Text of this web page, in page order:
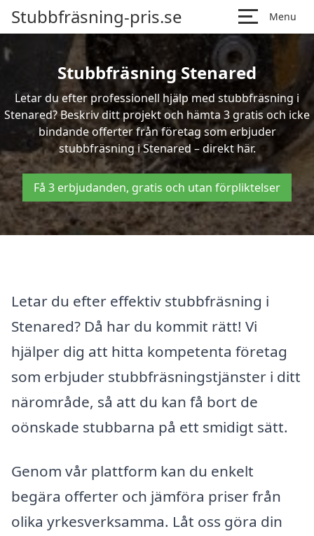
Stubbfräsning-pris.se Menu
Stubbfräsning Stenared
Letar du efter professionell hjälp med stubbfräsning i
Stenared? Beskriv ditt projekt och hämta 3 gratis och icke
bindande offerter från företag som erbjuder
stubbfräsning i Stenared – direkt här.
Få 3 erbjudanden, gratis och utan förpliktelser
Letar du efter effektiv stubbfräsning i
Stenared? Då har du kommit rätt! Vi
hjälper dig att hitta kompetenta företag
som erbjuder stubbfräsningstjänster i ditt
närområde, så att du kan få bort de
oönskade stubbarna på ett smidigt sätt.
Genom vår plattform kan du enkelt
begära offerter och jämföra priser från
olika yrkesverksamma. Låt oss göra din